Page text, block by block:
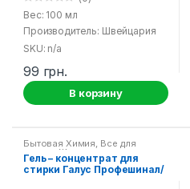
0
o
u
o
5
Вес: 100 мл
Производитель: Швейцария
SKU: n/a
99 грн.
В корзину
Бытовая Химия, Все для
стирки Жидкие порошки для
стирки
Гель – концентрат для
стирки Галус Профешинал/